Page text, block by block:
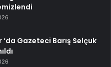
Gazeteci Barış Selçuk